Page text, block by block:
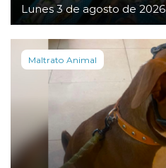
Lunes 3 de agosto de 2026
Maltrato Animal